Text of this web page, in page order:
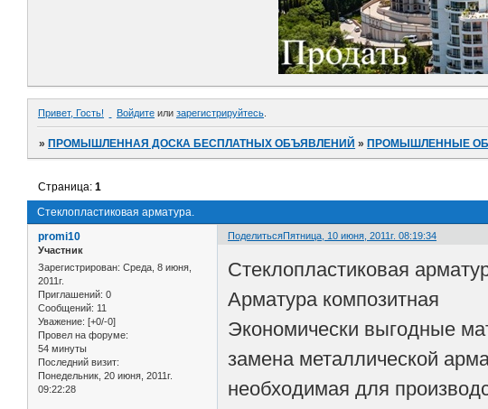
Привет, Гость! Войдите или зарегистрируйтесь
»ПРОМЫШЛЕННАЯ ДОСКА БЕСПЛАТНЫХ ОБЪЯВЛЕНИЙ »ПРОМЫШЛЕННЫЕ
Стеклопластиковая арматура.
Страница:1
ПоделитьсяПятница, 10 июня, 2011г. 08:19:34
promi10
Участник
Зарегистрирован: Среда, 8 июня,
2011г.
Приглашений: 0
Сообщений: 11
Уважение: [+0/-0]
Провел на форуме:
54 минуты
Последний визит:
Понедельник, 20 июня, 2011г.
09:22:28
Стеклопластиковая
Арматура композитная
Экономически выгодные
замена металлической
необходимая для